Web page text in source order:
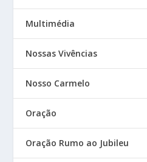
Multimédia
Nossas Vivências
Nosso Carmelo
Oração
Oração Rumo ao Jubileu